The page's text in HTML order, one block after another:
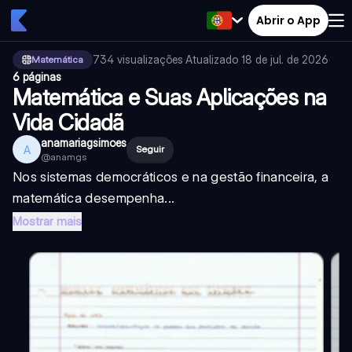
Abrir o App
Matemática 734 visualizações·Atualizado 18 de jul. de 2026·
6 páginas
Matemática e Suas Aplicações na
Vida Cidadã
A anamariagsimoes
@anamgs
Seguir
Nos sistemas democráticos e na gestão financeira, a
matemática desempenha...
Mostrar mais